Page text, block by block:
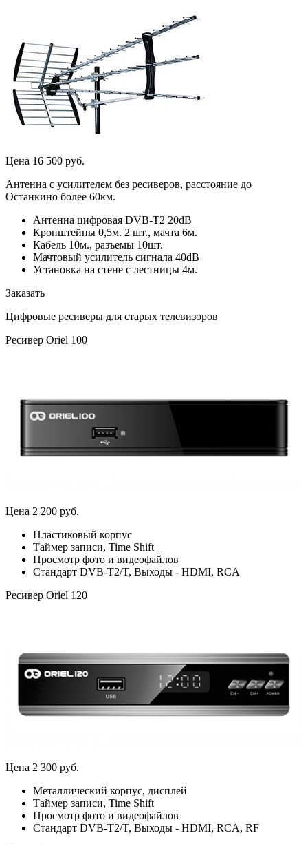
Цена 16 500 руб.
Антенна с усилителем без ресиверов, расстояние до
Останкино более 60км.
Антенна цифровая DVB-T2 20dB
Кронштейны 0,5м. 2 шт., мачта 6м.
Кабель 10м., разъемы 10шт.
Мачтовый усилитель сигнала 40dB
Установка на стене с лестницы 4м.
Заказать
Цифровые ресиверы для старых телевизоров
Ресивер Oriel 100
Цена 2 200 руб.
Пластиковый корпус
Таймер записи, Time Shift
Просмотр фото и видеофайлов
Стандарт DVB-T2/T, Выходы - HDMI, RCA
Ресивер Oriel 120
Цена 2 300 руб.
Металлический корпус, дисплей
Таймер записи, Time Shift
Просмотр фото и видеофайлов
Стандарт DVB-T2/T, Выходы - HDMI, RCA, RF